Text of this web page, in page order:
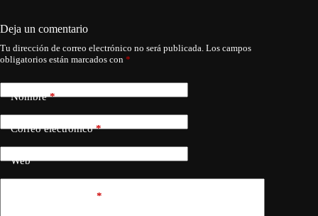
Deja un comentario
Tu dirección de correo electrónico no será publicada. Los campos
obligatorios están marcados con *
Nombre*
Correo electrónico*
Web
*